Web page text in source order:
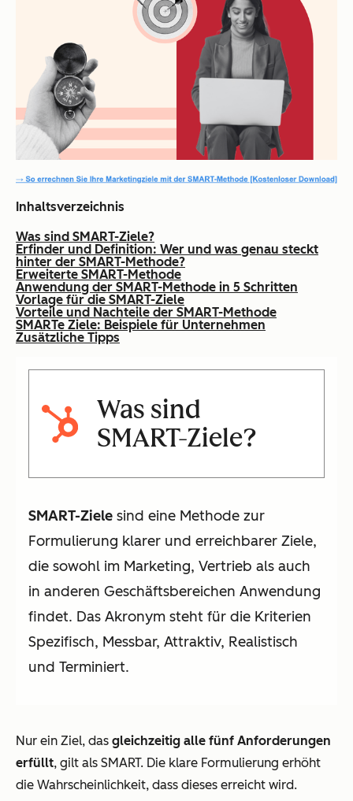
Inhaltsverzeichnis
Was sind SMART-Ziele?
Erfinder und Definition: Wer und was genau steckt
hinter der SMART-Methode?
Erweiterte SMART-Methode
Anwendung der SMART-Methode in 5 Schritten
Vorlage für die SMART-Ziele
Vorteile und Nachteile der SMART-Methode
SMARTe Ziele: Beispiele für Unternehmen
Zusätzliche Tipps
Was sind
SMART-Ziele?
SMART-Ziele sind eine Methode zur
Formulierung klarer und erreichbarer Ziele,
die sowohl im Marketing, Vertrieb als auch
in anderen Geschäftsbereichen Anwendung
findet. Das Akronym steht für die Kriterien
Spezifisch, Messbar, Attraktiv, Realistisch
und Terminiert.
Nur ein Ziel, das gleichzeitig alle fünf Anforderungen
erfüllt, gilt als SMART. Die klare Formulierung erhöht
die Wahrscheinlichkeit, dass dieses erreicht wird.